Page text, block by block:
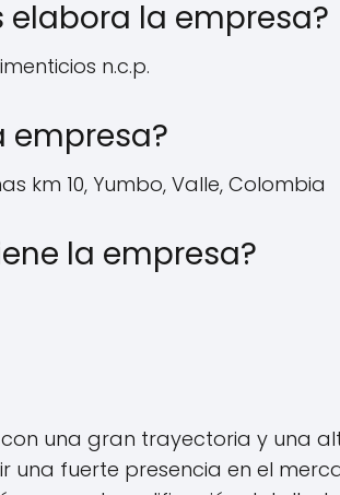
elabora la empresa?
n.c.p.
empresa?
km 10, Yumbo, Valle, Colombia
la empresa?
con una gran trayectoria y
una fuerte presencia en el